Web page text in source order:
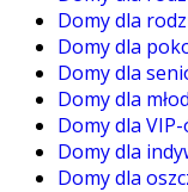
Domy dla
Domy dla
Domy dla
Domy dla
Domy dla
Domy dla
Domy dla